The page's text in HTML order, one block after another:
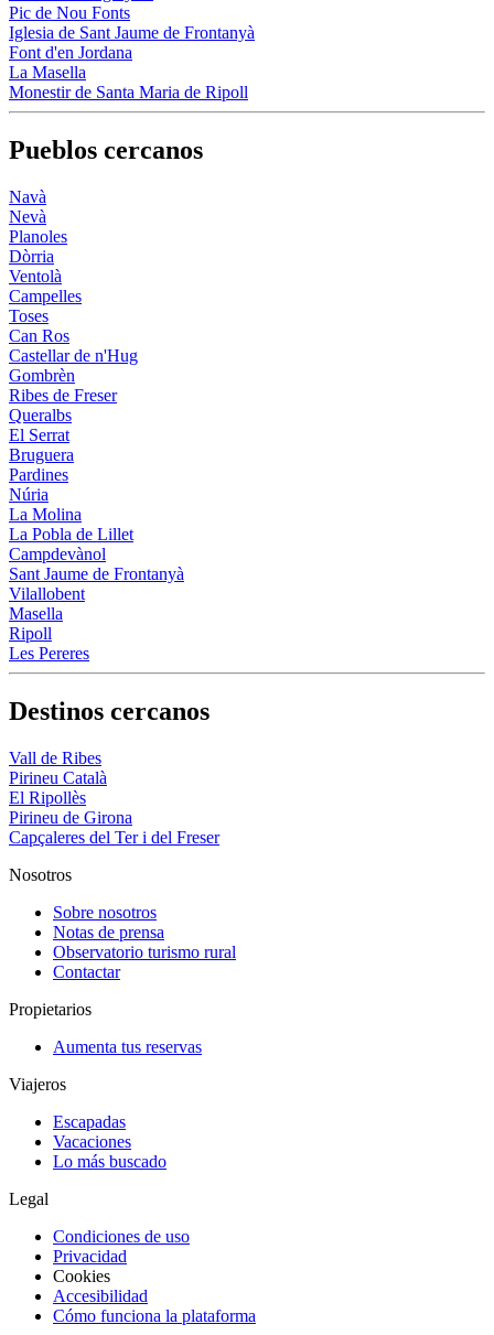
Pic de Nou Fonts
Iglesia de Sant Jaume de Frontanyà
Font d'en Jordana
La Masella
Monestir de Santa Maria de Ripoll
Pueblos cercanos
Navà
Nevà
Planoles
Dòrria
Ventolà
Campelles
Toses
Can Ros
Castellar de n'Hug
Gombrèn
Ribes de Freser
Queralbs
El Serrat
Bruguera
Pardines
Núria
La Molina
La Pobla de Lillet
Campdevànol
Sant Jaume de Frontanyà
Vilallobent
Masella
Ripoll
Les Pereres
Destinos cercanos
Vall de Ribes
Pirineu Català
El Ripollès
Pirineu de Girona
Capçaleres del Ter i del Freser
Nosotros
Sobre nosotros
Notas de prensa
Observatorio turismo rural
Contactar
Propietarios
Aumenta tus reservas
Viajeros
Escapadas
Vacaciones
Lo más buscado
Legal
Condiciones de uso
Privacidad
Cookies
Accesibilidad
Cómo funciona la plataforma